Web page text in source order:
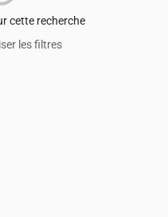
cette recherche
les filtres